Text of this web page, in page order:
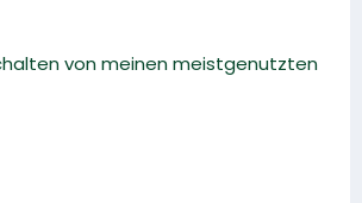
von meinen meistgenutzten